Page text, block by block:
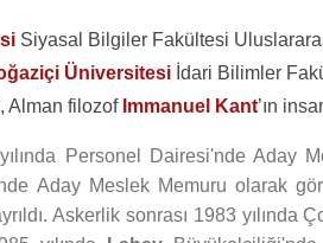
Siyasal Bilgiler Fakültesi
Üniversitesi İdari Bilimler
Alman filozof Immanuel Kant’ın
yılında Personel Dairesi'nde Aday
Aday Meslek Memuru olarak
Askerlik sonrası 1983 yılında